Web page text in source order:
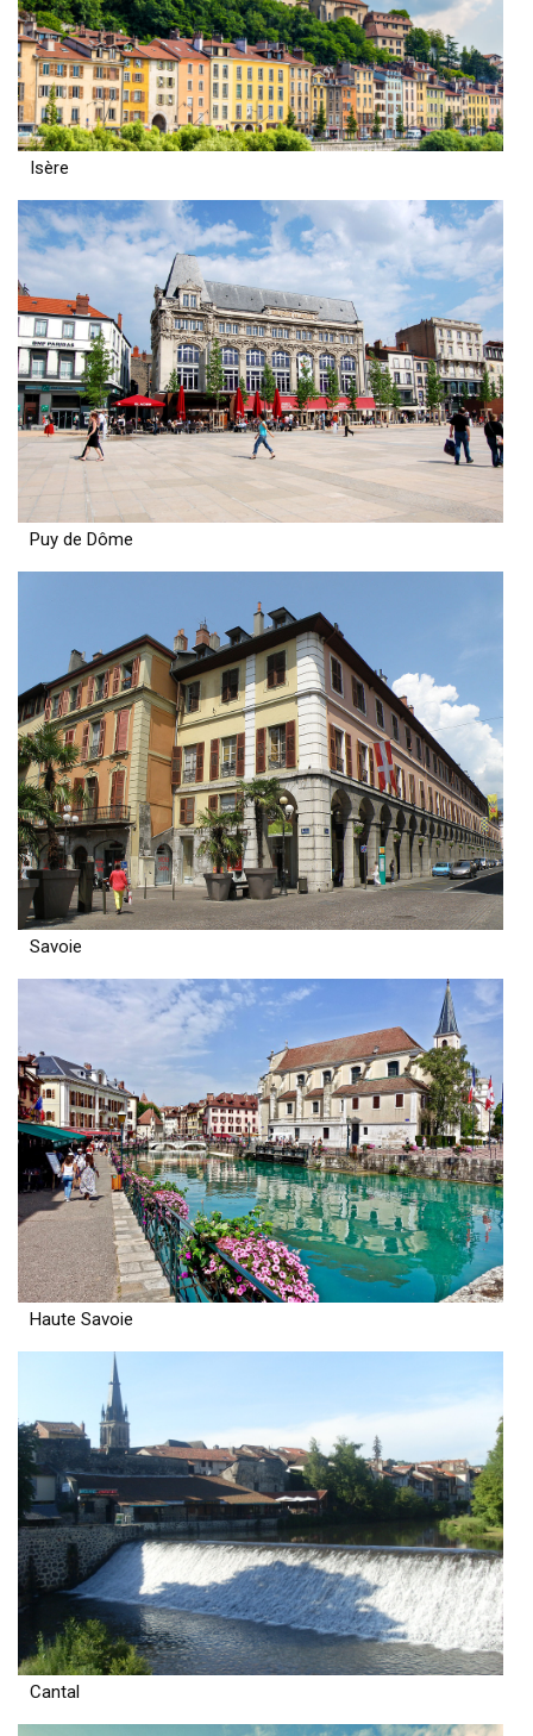
Isère
Puy de Dôme
Savoie
Haute Savoie
Cantal